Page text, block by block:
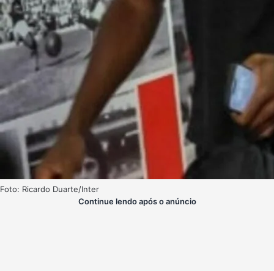
Foto: Ricardo Duarte/Inter
Continue lendo após o anúncio